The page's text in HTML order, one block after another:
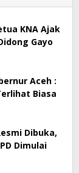
KNA Ajak
Gayo
Aceh :
Biasa
Dibuka,
Dimulai